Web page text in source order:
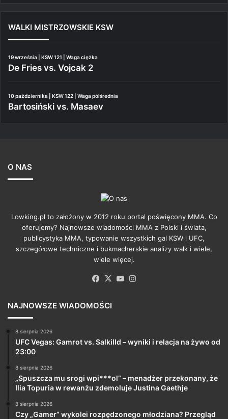
WALKI MISTRZOWSKIE KSW
19 września | KSW 121 | Waga ciężka
De Fries vs. Vojcak 2
10 października | KSW 122 | Waga półśrednia
Bartosiński vs. Masaev
O NAS
Lowking.pl to założony w 2012 roku portal poświęcony MMA. Co
oferujemy? Najnowsze wiadomości MMA z Polski i świata,
publicystyka MMA, typowanie wszystkich gal KSW i UFC,
szczegółowe techniczne i bukmacherskie analizy walk i wiele,
wiele więcej.
Facebook
X YouTube
NAJNOWSZE WIADOMOŚCI
8 sierpnia 2026
UFC Vegas: Gamrot vs. Salkilld – wyniki i relacja na żywo od
23:00
8 sierpnia 2026
„Spuszcza mu srogi wpi***ol” – menadżer przekonany, że
Ilia Topuria w rewanżu zdemoluje Justina Gaethje
8 sierpnia 2026
Czy „Gamer” wykolei rozpędzonego młodziana? Przegląd